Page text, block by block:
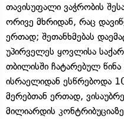
თავისუფალი ვაჭრობის
ორივე მხრიდან, რაც
ერთად; შეთანხმებას
უპირველეს ყოვლისა
თბილისში ჩატარებულ
ისრაელიდან ესწრებოდა
მერებთან ერთად,
მილიარდის